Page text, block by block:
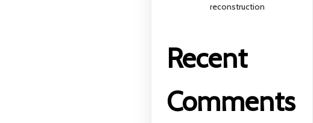
reconstruction
Recent
Comments